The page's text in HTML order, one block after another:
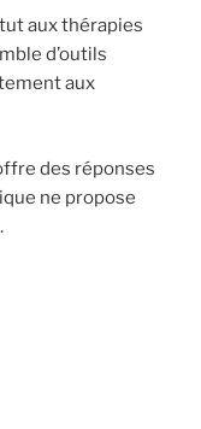
aux thérapies
d’outils
aux
des réponses
ne propose